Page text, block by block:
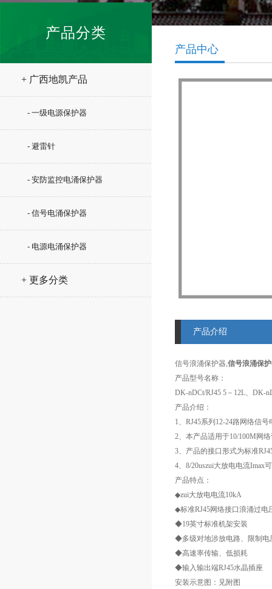
产品分类
+ 广西地凯产品
- 一级电源保护器
- 避雷针
- 安防监控电涌保护器
- 信号电涌保护器
- 电源电涌保护器
+ 更多分类
产品中心
产品介绍
信号浪涌保护器,信号浪涌保
产品型号名称：
DK-nDCt/RJ45 5－12L、DK-
产品介绍：
1、RJ45系列12-24路网络信
2、本产品适用于10/100M网
3、产品的接口形式为标准
4、8/20uszui大放电电流Imax
产品特点：
◆zui大放电电流10kA
◆标准RJ45网络接口浪涌过电
◆19英寸标准机架安装
◆多级对地涉放电路、限制电
◆高速率传输、低损耗
◆输入输出端RJ45水晶插座
安装示意图：见附图